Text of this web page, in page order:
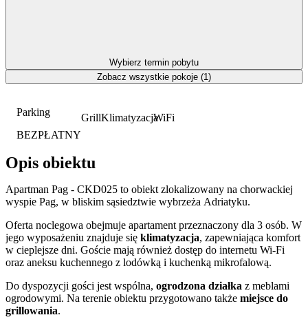
Parking
BEZPŁATNY
GrillKlimatyzacjaWiFi
Opis obiektu
Apartman Pag - CKD025 to obiekt zlokalizowany na chorwackiej
wyspie Pag, w bliskim sąsiedztwie wybrzeża Adriatyku.
Oferta noclegowa obejmuje apartament przeznaczony dla 3 osób. W
jego wyposażeniu znajduje się klimatyzacja, zapewniająca komfort
w cieplejsze dni. Goście mają również dostęp do internetu Wi-Fi
oraz aneksu kuchennego z lodówką i kuchenką mikrofalową.
Do dyspozycji gości jest wspólna, ogrodzona działka z meblami
ogrodowymi. Na terenie obiektu przygotowano także miejsce do
grillowania.
Wybierz termin pobytu
Zobacz wszystkie pokoje (1)